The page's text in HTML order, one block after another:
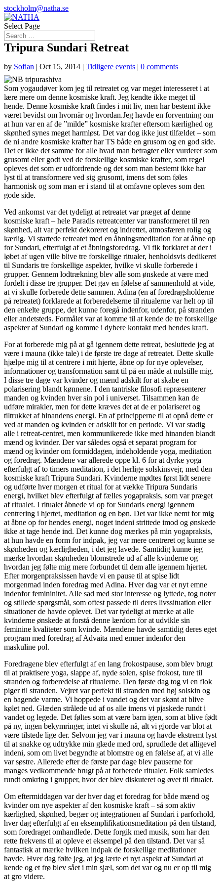
stockholm@natha.se
Select Page
Tripura Sundari Retreat
by Sofian | Oct 15, 2014 | Tidligere events | 0 comments
Som yogaudøver kom jeg til retreatet og var meget interesseret i at
lære mere om denne kosmiske kraft. Jeg kendte ikke meget til
hende. Denne kosmiske kraft findes i mit liv, men har bestemt ikke
været bevidst om hvornår og hvordan.Jeg havde en forventning om
at hun var en af de ”milde” kosmiske krafter eftersom kærlighed og
skønhed synes meget harmløst. Det var dog ikke just tilfældet – som
de ni andre kosmiske krafter har TS både en grusom og en god side.
Det er ikke det samme for alle hvad man betragter eller vurderer som
grusomt eller godt ved de forskellige kosmiske krafter, som regel
opleves det som er udfordrende og det som man bestemt ikke har
lyst til at transformere ved sig grusomt, imens det som føles
harmonisk og som man er i stand til at omfavne opleves som den
gode side.
Ved ankomst var det tydeligt at retreatet var præget af denne
kosmiske kraft – hele Paradis retreatcenter var transformeret til ren
skønhed, alt var perfekt dekoreret og indrettet, atmosfæren rolig og
kærlig. Vi startede retreatet med en åbningsmeditation for at åbne op
for Sundari, efterfulgt af et åbningsforedrag. Vi fik forklaret at der i
løbet af ugen ville blive tre forskellige ritualer, henholdsvis dedikeret
til Sundaris tre forskellige aspekter, hvilke vi skulle forberede i
grupper. Gennem lodtrækning blev alle som ønskede at være med
fordelt i disse tre grupper. Det gav en følelse af sammenhold at vide,
at vi skulle forberede dette sammen. Adina (en af foredragsholderne
på retreatet) forklarede at forberedelserne til ritualerne var helt op til
den enkelte gruppe, det kunne foregå indenfor, udenfor, på stranden
eller andetsteds. Formålet var at komme til at kende de tre forskellige
aspekter af Sundari og komme i dybere kontakt med hendes kraft.
For at forberede mig på at gå igennem dette retreat, besluttede jeg at
være i mauna (ikke tale) i de første tre dage af retreatet. Dette skulle
hjælpe mig til at centrere i mit hjerte, åbne op for nye oplevelser,
informationer og transformation samt til på en måde at nulstille mig.
I disse tre dage var kvinder og mænd adskilt for at skabe en
polarisering blandt kønnene. I den tantriske filosofi repræsenterer
manden og kvinden hver sin pol i universet. Tilsammen kan de
udføre mirakler, men for dette kræves det at de er polariseret og
tiltrukket af hinandens energi. En af principperne til at opnå dette er
ved at manden og kvinden er adskilt for en periode. Vi var stadig
alle i retreat-centret, men kommunikerede ikke med hinanden blandt
mænd og kvinder. Der var således også et separat program for
mænd og kvinder om formiddagen, indeholdende yoga, meditation
og foredrag. Mændene var allerede oppe kl. 6 for at dyrke yoga
efterfulgt af to timers meditation, i det herlige solskinsvejr, med den
kosmiske kraft Tripura Sundari. Kvinderne mødtes først lidt senere
og udførte hver morgen et ritual for at vække Tripura Sundaris
energi, hvilket blev efterfulgt af fælles yogapraksis, som var præget
af ritualet. I ritualet åbnede vi op for Sundaris energi igennem
centrering i hjertet, meditation og en bøn. Det var ikke nemt for mig
at åbne op for hendes energi, noget indeni strittede imod og ønskede
ikke at tage hende ind. Det kunne dog mærkes på min yogapraksis,
at hun havde en form for indpak, jeg var mere centreret og kunne se
skønheden og kærligheden, i det jeg lavede. Samtidig kunne jeg
mærke hvordan skønheden blomstrede ud af alle kvinderne og
hvordan jeg følte mig mere forbundet til dem alle igennem hjertet.
Efter morgenpraksissen havde vi en pause til at spise lidt
morgenmad inden foredrag med Adina. Hver dag var et nyt emne
indenfor femininitet. Alle sad med stor interesse og lyttede, tog noter
og stillede spørgsmål, som oftest passede til deres livssituation eller
situationer de havde oplevet. Det var tydeligt at mærke at alle
kvinderne ønskede at forstå denne lærdom for at udvikle sin
feminine kvaliteter som kvinde. Mændene havde samtidig deres eget
program med foredrag af Advaita med emner indenfor den
maskuline pol.
Foredragene blev efterfulgt af en lang frokostpause, som blev brugt
til at praktisere yoga, slappe af, nyde solen, spise frokost, ture til
stranden og forberedelse af ritualerne. Den første dag tog vi en flok
piger til stranden. Vejret var perfekt til stranden med høj solskin og
en bagende varme. Vi hoppede i vandet og det var skønt at blive
kølet ned. Glæden strålede ud af os alle imens vi pjaskede rundt i
vandet og legede. Det føltes som at være barn igen, som at blive født
på ny, ingen bekymringer, intet vi skulle nå, alt vi gjorde var blot at
være tilstede lige der. Selvom jeg var i mauna og havde ekstremt lyst
til at snakke og udtrykke min glæde med ord, sprudlede det alligevel
indeni, som om livet begyndte at blomstre og en følelse af, at vi alle
var søstre. Allerede efter de første par dage blev pauserne for
manges vedkommende brugt på at forberede ritualer. Folk samledes
rundt omkring i grupper, hvor der blev diskuteret og øvet til ritualet.
Om eftermiddagen var der hver dag et foredrag for både mænd og
kvinder om nye aspekter af den kosmiske kraft – så som aktiv
kærlighed, skønhed, begær og integrationen af Sundari i parforhold,
hver dag efterfulgt af en eksemplifikationsmeditation på den tilstand,
som foredraget omhandlede. Dette forgik med musik, som har den
rette frekvens til at opleve et eksempel på den tilstand. Det var så
fantastisk at mærke hvilken indpak de forskellige meditationer
havde. Hver dag følte jeg, at jeg lærte et nyt aspekt af Sundari at
kende og et frø blev sået i min sjæl, som det var og nu er op til mig
at gro videre.